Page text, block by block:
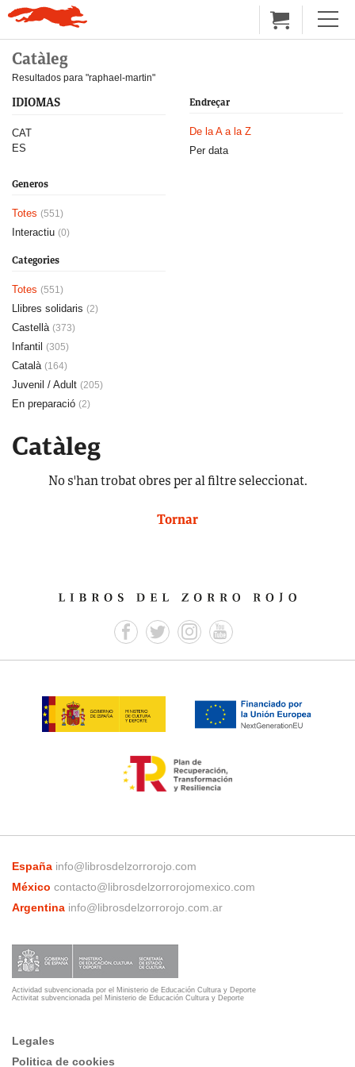
Catàleg
Resultados para "raphael-martin"
Endreçar
De la A a la Z
Per data
IDIOMAS
CAT
ES
Generos
Totes (551)
Interactiu (0)
Categories
Totes (551)
Llibres solidaris (2)
Castellà (373)
Infantil (305)
Català (164)
Juvenil / Adult (205)
En preparació (2)
Catàleg
No s'han trobat obres per al filtre seleccionat.
Tornar
España info@librosdelzorrorojo.com
México contacto@librosdelzorrorojomexico.com
Argentina info@librosdelzorrorojo.com.ar
Actividad subvencionada por el Ministerio de Educación Cultura y Deporte
Activitat subvencionada pel Ministerio de Educación Cultura y Deporte
Legales
Politica de cookies